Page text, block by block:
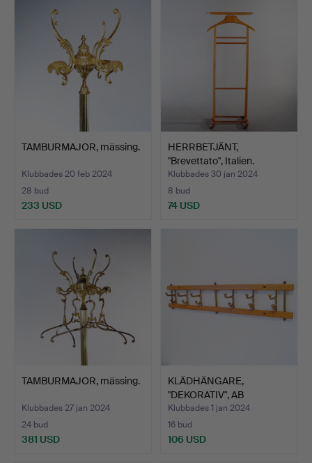
TAMBURMAJOR, mässing.
Klubbades 20 feb 2024
28 bud
233 USD
HERRBETJÄNT,
"Brevettato", Italien.
Klubbades 30 jan 2024
8 bud
74 USD
TAMBURMAJOR, mässing.
Klubbades 27 jan 2024
24 bud
381 USD
KLÄDHÄNGARE,
"DEKORATIV", AB
Skogslunds Me…
Klubbades 1 jan 2024
16 bud
106 USD